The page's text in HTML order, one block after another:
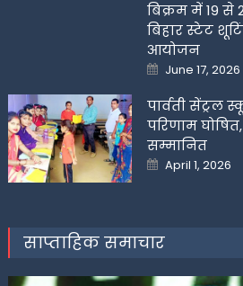
बिक्रम में 19 से
बिहार स्टेट
आयोजन
Posted
on
June 17, 2026
पार्वती सेंट्रल
परिणाम
सम्मानित
Posted
on
April 1, 2026
साप्ताहिक समाचार